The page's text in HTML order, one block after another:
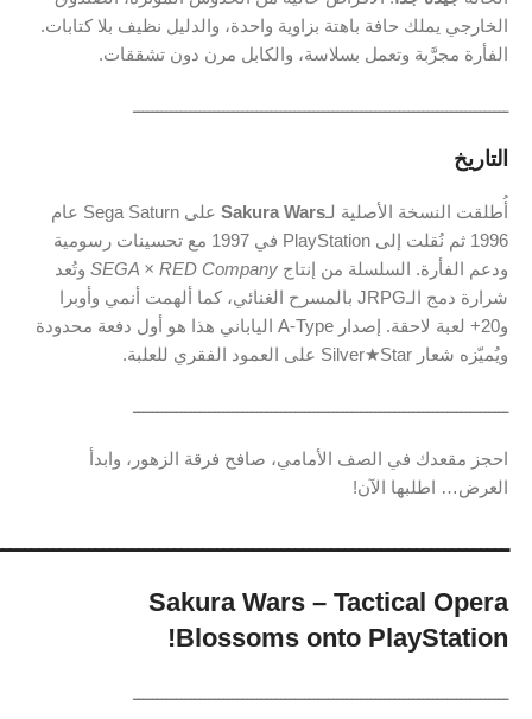
الخارجي يملك حافة باهتة بزاوية واحدة، والدليل نظيف بلا كتابات.
الفأرة مجرَّبة وتعمل بسلاسة، والكابل مرن دون تشققات.
ـــــــــــــــــــــــــــــــــــــــــــــــــــــــــــــــــــــــــــــــ
التاريخ
أُطلقت النسخة الأصلية لـ Sakura Wars على Sega Saturn
عام
1996 ثم نُقلت إلى PlayStation في 1997 مع تحسينات رسومية
ودعم الفأرة. السلسلة من إنتاج SEGA × RED Company
وتُعد
شرارة دمج الـJRPG بالمسرح الغنائي، كما ألهمت أنمي وأوبرا
و20+
لعبة لاحقة. إصدار A-Type الياباني هذا هو أول دفعة محدودة
ويُميّزه شعار Silver★Star على العمود الفقري للعلبة.
ـــــــــــــــــــــــــــــــــــــــــــــــــــــــــــــــــــــــــــــــ
احجز مقعدك في الصف الأمامي، صافح فرقة الزهور، وابدأ
العرض… اطلبها الآن!
Sakura Wars – Tactical Opera
Blossoms onto PlayStation!
ـــــــــــــــــــــــــــــــــــــــــــــــــــــــــــــــــــــــــــــــ